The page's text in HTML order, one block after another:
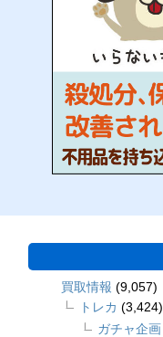
買取情報 (9,057)
トレカ (3,424)
ガチャ企画